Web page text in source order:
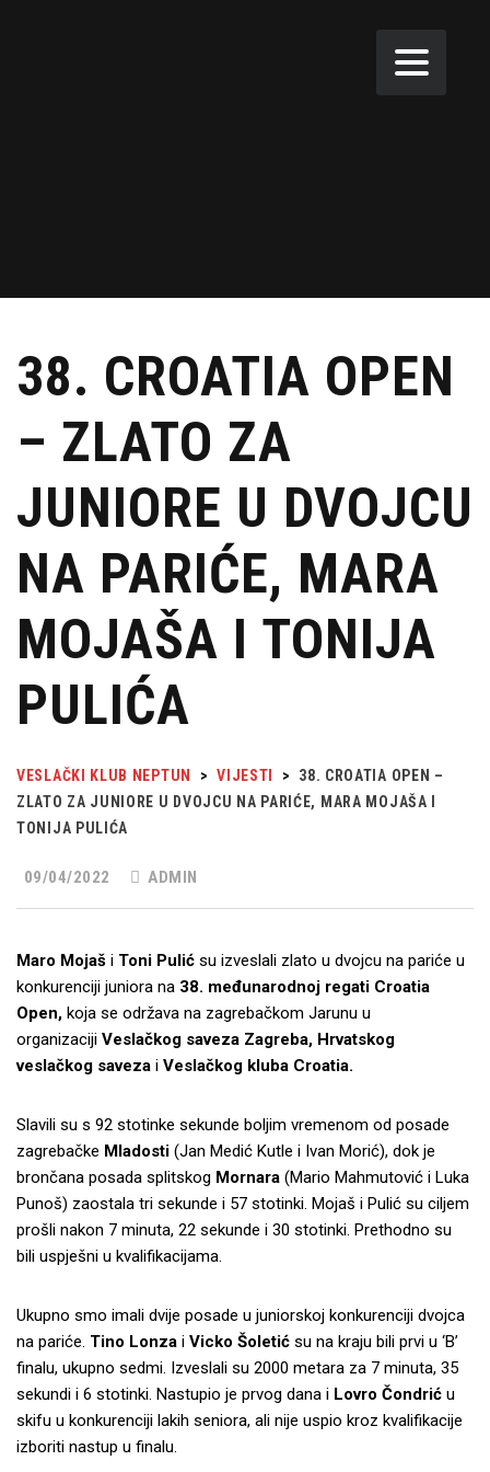
38. CROATIA OPEN
– ZLATO ZA
JUNIORE U DVOJCU
NA PARIĆE, MARA
MOJAŠA I TONIJA
PULIĆA
VESLAČKI KLUB NEPTUN > VIJESTI >
38. CROATIA OPEN –
ZLATO ZA JUNIORE U DVOJCU NA PARIĆE, MARA MOJAŠA I
TONIJA PULIĆA
09/04/2022 ADMIN
Maro Mojaš i Toni Pulić su izveslali zlato u dvojcu na pariće u
konkurenciji juniora na 38. međunarodnoj regati Croatia
Open, koja se održava na zagrebačkom Jarunu u
organizaciji Veslačkog saveza Zagreba, Hrvatskog
veslačkog saveza i Veslačkog kluba Croatia.
Slavili su s 92 stotinke sekunde boljim vremenom od posade
zagrebačke Mladosti (Jan Medić Kutle i Ivan Morić), dok je
brončana posada splitskog Mornara (Mario Mahmutović i Luka
Punoš) zaostala tri sekunde i 57 stotinki. Mojaš i Pulić su ciljem
prošli nakon 7 minuta, 22 sekunde i 30 stotinki. Prethodno su
bili uspješni u kvalifikacijama.
Ukupno smo imali dvije posade u juniorskoj konkurenciji dvojca
na pariće. Tino Lonza i Vicko Šoletić su na kraju bili prvi u ‘B’
finalu, ukupno sedmi. Izveslali su 2000 metara za 7 minuta, 35
sekundi i 6 stotinki. Nastupio je prvog dana i Lovro Čondrić u
skifu u konkurenciji lakih seniora, ali nije uspio kroz kvalifikacije
izboriti nastup u finalu.